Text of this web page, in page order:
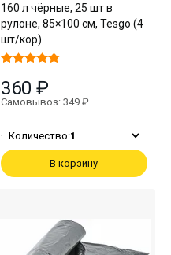
160 л чёрные, 25 шт в
рулоне, 85×100 см, Tesgo (4
шт/кор)
360 ₽
Самовывоз: 349 ₽
Количество:1
В корзину